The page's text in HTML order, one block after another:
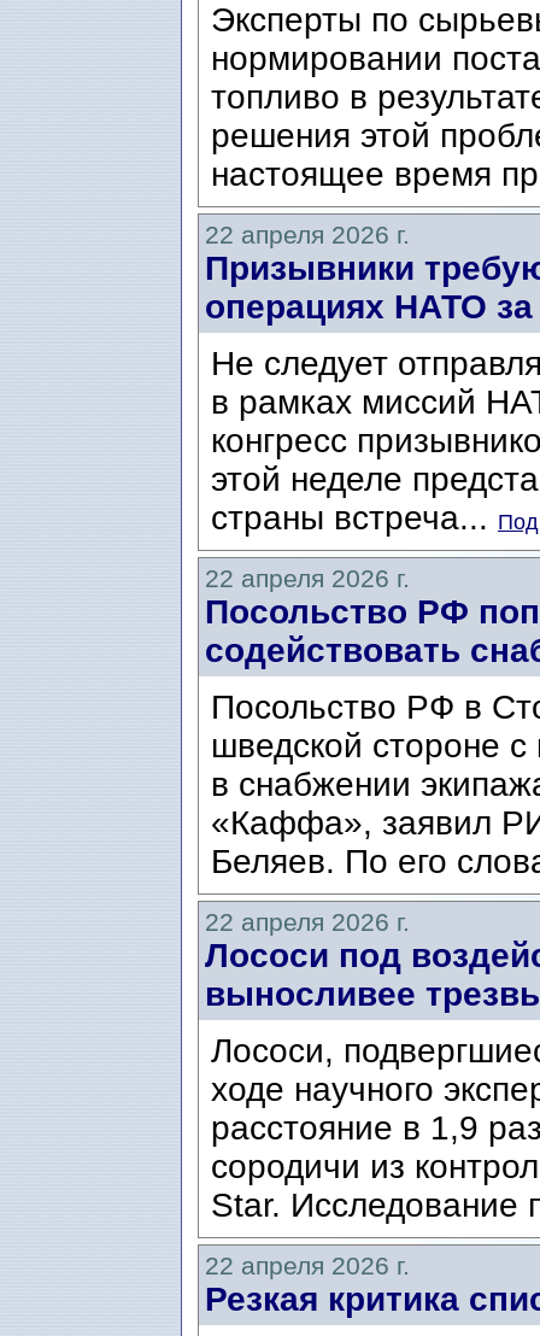
Эксперты по
нормировании
топливо в
решения этой
настоящее время
22 апреля 2026 г.
Призывники
операциях НАТО
Не следует
в рамках миссий
конгресс
этой неделе
страны встреча...
22 апреля 2026 г.
Посольство РФ
содействовать
Посольство РФ в
шведской стороне с
в снабжении
«Каффа», заявил
Беляев. По его
22 апреля 2026 г.
Лососи под
выносливее
Лососи,
ходе научного
расстояние в 1,9
сородичи из
Star. Исследование
22 апреля 2026 г.
Резкая критика